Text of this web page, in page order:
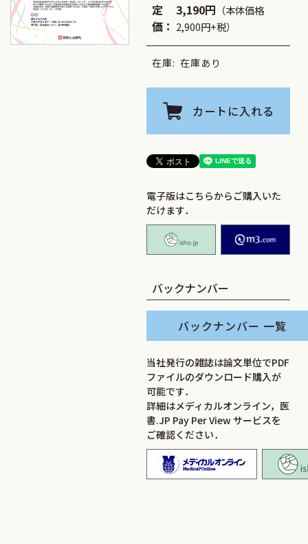
定
価：
3,190円 （本体価格
2,900円+税）
在庫: 在庫あり
カートに入れる
電子版はこちらからご購入いた
だけます．
isho.jp
バックナンバー
バックナンバー 一覧
当社発行の雑誌は論文単位でPDF
ファイルのダウンロード購入が
可能です．
詳細はメディカルオンライン，医
書.JP Pay Per View サービスを
ご確認ください．
メディ